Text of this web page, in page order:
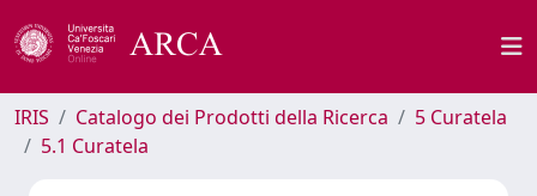
IRIS Catalogo dei Prodotti della Ricerca
5 Curatela
5.1 Curatela